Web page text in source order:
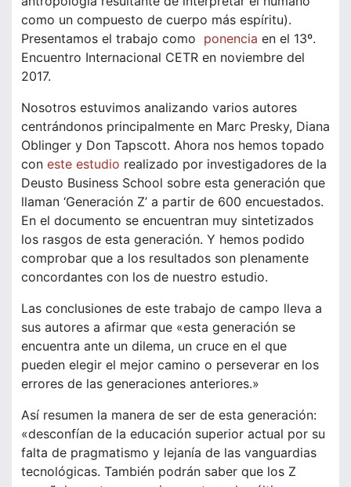
como un compuesto de cuerpo más espíritu).
Presentamos el trabajo como ponencia en el 13º.
Encuentro Internacional CETR en noviembre del
2017.
Nosotros estuvimos analizando varios autores
centrándonos principalmente en Marc Presky, Diana
Oblinger y Don Tapscott. Ahora nos hemos topado
con este estudio realizado por investigadores de la
Deusto Business School sobre esta generación que
llaman ‘Generación Z’ a partir de 600 encuestados.
En el documento se encuentran muy sintetizados
los rasgos de esta generación. Y hemos podido
comprobar que a los resultados son plenamente
concordantes con los de nuestro estudio.
Las conclusiones de este trabajo de campo lleva a
sus autores a afirmar que «esta generación se
encuentra ante un dilema, un cruce en el que
pueden elegir el mejor camino o perseverar en los
errores de las generaciones anteriores.»
Así resumen la manera de ser de esta generación:
«desconfían de la educación superior actual por su
falta de pragmatismo y lejanía de las vanguardias
tecnológicas. También podrán saber que los Z